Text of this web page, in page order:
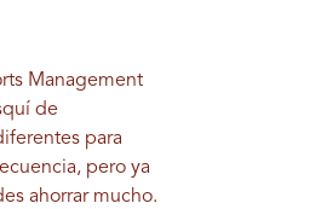
Management
de
para
pero ya
ahorrar mucho.